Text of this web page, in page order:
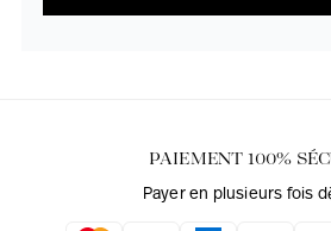
PAIEMENT 100%
Payer en plusieurs fois